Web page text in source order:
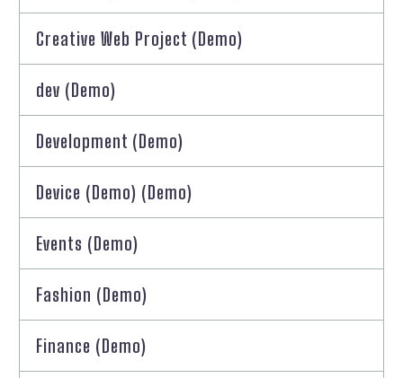
Creative Web Project (Demo)
dev (Demo)
Development (Demo)
Device (Demo) (Demo)
Events (Demo)
Fashion (Demo)
Finance (Demo)